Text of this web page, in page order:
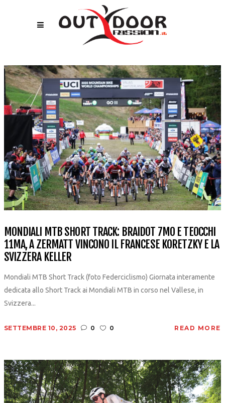
MONDIALI MTB SHORT TRACK: BRAIDOT 7MO E TEOCCHI
11MA, A ZERMATT VINCONO IL FRANCESE KORETZKY E LA
SVIZZERA KELLER
Mondiali MTB Short Track (foto Federciclismo) Giornata interamente
dedicata allo Short Track ai Mondiali MTB in corso nel Vallese, in
Svizzera...
SETTEMBRE 10, 2025 0 0 READ MORE